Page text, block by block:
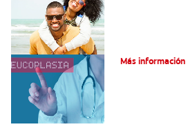
Más información